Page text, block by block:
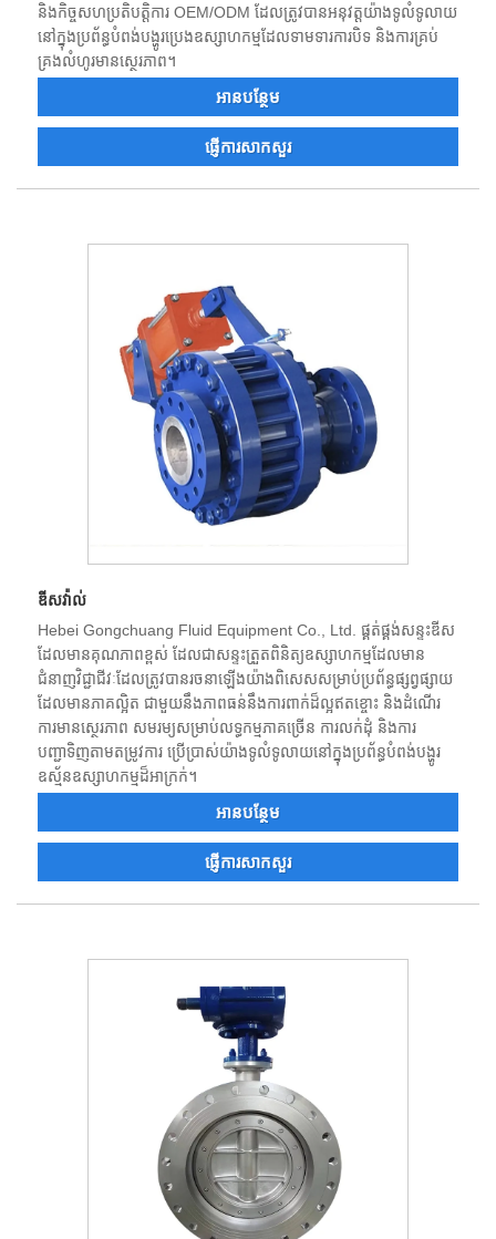
និងកិច្ចសហប្រតិបត្តិការ OEM/ODM ដែលត្រូវបានអនុវត្តយ៉ាងទូលំទូលាយ
នៅក្នុងប្រព័ន្ធបំពង់បង្ហូរប្រេងឧស្សាហកម្មដែលទាមទារការបិទ និងការគ្រប់
គ្រងលំហូរមានស្ថេរភាព។
អាន​បន្ថែម
ផ្ញើការសាកសួរ
ឌីសវ៉ាល់
Hebei Gongchuang Fluid Equipment Co., Ltd. ផ្គត់ផ្គង់សន្ទះឌីស
ដែលមានគុណភាពខ្ពស់ ដែលជាសន្ទះត្រួតពិនិត្យឧស្សាហកម្មដែលមាន
ជំនាញវិជ្ជាជីវៈដែលត្រូវបានរចនាឡើងយ៉ាងពិសេសសម្រាប់ប្រព័ន្ធផ្សព្វផ្សាយ
ដែលមានភាគល្អិត ជាមួយនឹងភាពធន់នឹងការពាក់ដ៏ល្អឥតខ្ចោះ និងដំណើរ
ការមានស្ថេរភាព សមរម្យសម្រាប់លទ្ធកម្មភាគច្រើន ការលក់ដុំ និងការ
បញ្ជាទិញតាមតម្រូវការ ប្រើប្រាស់យ៉ាងទូលំទូលាយនៅក្នុងប្រព័ន្ធបំពង់បង្ហូរ
ឧស្ម័នឧស្សាហកម្មដ៏អាក្រក់។
អាន​បន្ថែម
ផ្ញើការសាកសួរ